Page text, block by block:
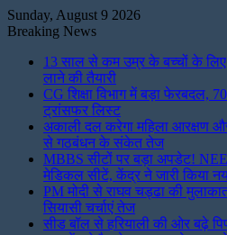
Sunday, August 9 2026
Breaking News
13 साल से कम उम्र के बच्चों के
लाने की तैयारी
CG शिक्षा विभाग में बड़ा फेरबदल,
ट्रांसफर लिस्ट
अकाली दल करेगा महिला आरक्षण
से गठबंधन के संकेत तेज
MBBS सीटों पर बड़ा अपडेट!
मेडिकल सीटें, केंद्र ने जारी किया नया
PM मोदी से राघव चड्ढा की
सियासी चर्चाएं तेज
सीड बॉल से हरियाली की ओर बढ़े